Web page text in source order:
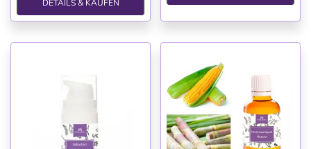
DETAILS & KAUFEN